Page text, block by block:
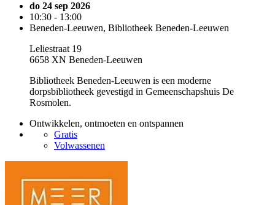
do 24 sep 2026
10:30 - 13:00
Beneden-Leeuwen, Bibliotheek Beneden-Leeuwen
Leliestraat 19
6658 XN Beneden-Leeuwen
Bibliotheek Beneden-Leeuwen is een moderne
dorpsbibliotheek gevestigd in Gemeenschapshuis De
Rosmolen.
Ontwikkelen, ontmoeten en ontspannen
Gratis
Volwassenen